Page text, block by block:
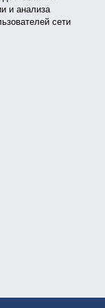
и анализа
сети